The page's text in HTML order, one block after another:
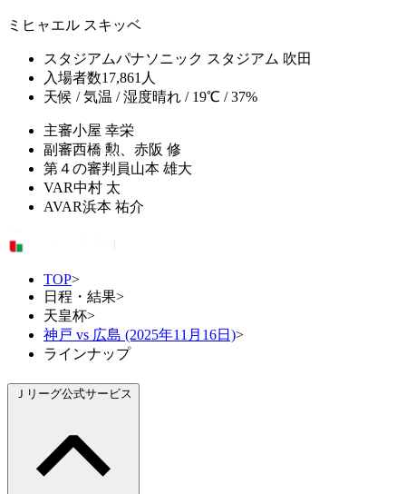
ミヒャエル スキッベ
スタジアムパナソニック スタジアム 吹田
入場者数17,861人
天候 / 気温 / 湿度晴れ / 19℃ / 37%
主審小屋 幸栄
副審西橋 勲、赤阪 修
第４の審判員山本 雄大
VAR中村 太
AVAR浜本 祐介
TOP>
日程・結果>
天皇杯>
神戸 vs 広島 (2025年11月16日)>
ラインナップ
Ｊリーグ公式サービス